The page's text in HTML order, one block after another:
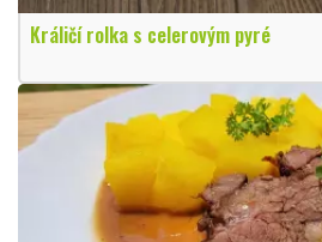
Králičí rolka s celerovým pyré